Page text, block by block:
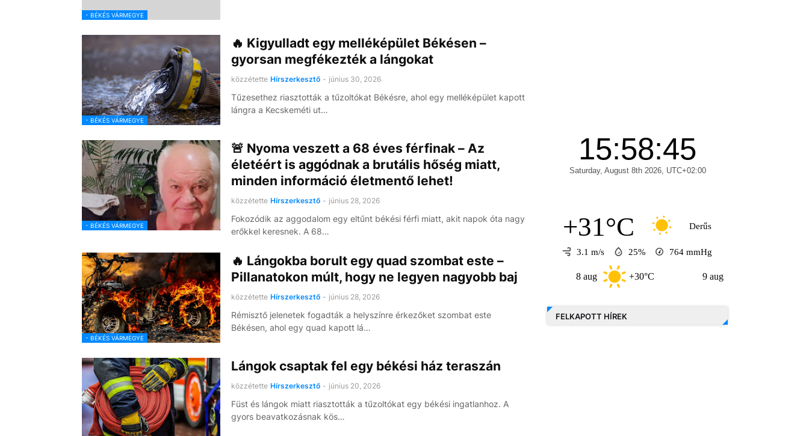
- BÉKÉS VÁRMEGYE
- BÉKÉS VÁRMEGYE
🔥 Kigyulladt egy melléképület Békésen –
gyorsan megfékezték a lángokat
közzétette Hírszerkesztő - június 30, 2026
Tűzesethez riasztották a tűzoltókat Békésre, ahol egy melléképület kapott
lángra a Kecskeméti ut…
- BÉKÉS VÁRMEGYE
🚨 Nyoma veszett a 68 éves férfinak – Az
életéért is aggódnak a brutális hőség miatt,
minden információ életmentő lehet!
közzétette Hírszerkesztő - június 28, 2026
Fokozódik az aggodalom egy eltűnt békési férfi miatt, akit napok óta nagy
erőkkel keresnek. A 68…
- BÉKÉS VÁRMEGYE
🔥 Lángokba borult egy quad szombat este –
Pillanatokon múlt, hogy ne legyen nagyobb baj
közzétette Hírszerkesztő - június 28, 2026
Rémisztő jelenetek fogadták a helyszínre érkezőket szombat este
Békésen, ahol egy quad kapott lá…
Lángok csaptak fel egy békési ház teraszán
közzétette Hírszerkesztő - június 20, 2026
Füst és lángok miatt riasztották a tűzoltókat egy békési ingatlanhoz. A
gyors beavatkozásnak kös…
+31°C Derűs
3.1 m/s 25% 764 mmHg
+30°C +30°C
FELKAPOTT HÍREK